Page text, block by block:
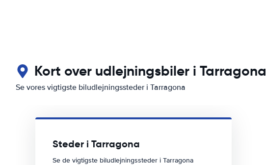
Kort over udlejningsbiler i Tarragona
Se vores vigtigste biludlejningssteder i Tarragona
Steder i Tarragona
Se de vigtigste biludlejningssteder i Tarragona